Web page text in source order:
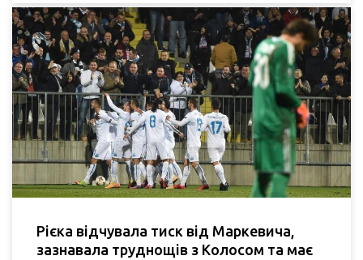
Рієка відчувала тиск від Маркевича,
зазнавала труднощів з Колосом та має